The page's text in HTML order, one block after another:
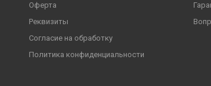
Оферта
Реквизиты
Согласие на обработку
Политика конфиденциальности